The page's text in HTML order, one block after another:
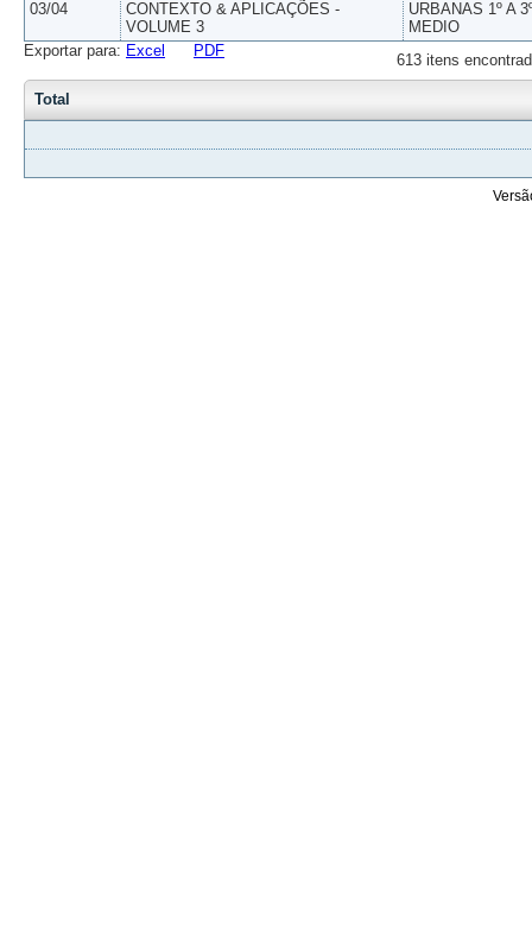
03/04
CONTEXTO & APLICAÇÕES -
VOLUME 3
URBANAS 1º A
MEDIO
613 itens
Exportar para: Excel PDF
Total